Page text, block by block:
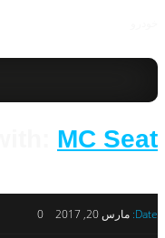
MC Seat
Date: مارس 20, 2017 0